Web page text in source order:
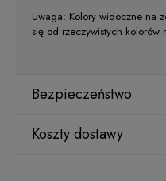
Uwaga: Kolory widoczne na
się od rzeczywistych kolorów
Bezpieczeństwo
Producent
Koszty dostawy